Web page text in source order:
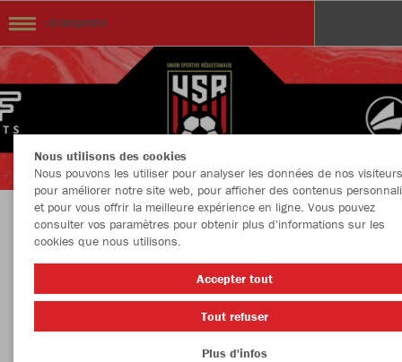
US REQUISTA
BOUTIQUE OFFICIELLE US REQUISTA
Taille
Nous utilisons des cookies
Nous pouvons les utiliser pour analyser les données de nos
pour améliorer notre site web, pour afficher des contenus
et pour vous offrir la meilleure expérience en ligne. Vous pouvez
consulter vos paramètres pour obtenir plus d'informations sur les
cookies que nous utilisons.
Accepter tout
Tout refuser
Plus d'infos